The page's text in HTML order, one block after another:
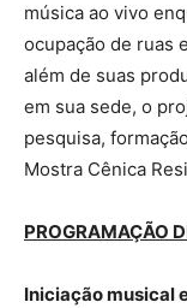
música ao vivo
ocupação de ruas
além de suas
em sua sede, o
pesquisa,
Mostra Cênica
PROGRAMAÇÃO
Iniciação musical